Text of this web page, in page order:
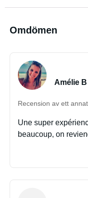
Omdömen
Amélie B
Recension av ett
Une super
beaucoup, on